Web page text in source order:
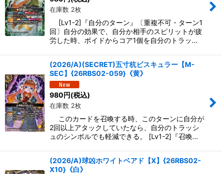
在庫数 2枚
[Lv1-2]『自分のターン』〔重複不可・ターン1
回〕自分の効果で、自分か相手のスピリットが疲
労した時、ボイドからコア1個を自分のトラッ…
(2026/A)(SECRET)五寸杭ビスキュラー【M-
SEC】{26RBS02-059}《黄》
980円(税込)
在庫数 2枚
このカードを召喚する時、このターンに自分が
2回以上アタックしていたなら、自分のトラッシ
ュのシンボルでも軽減できる。 [Lv1-2]『召喚…
(2026/A)球凶ホワイトベアド【X】{26RBS02-
X10}《白》